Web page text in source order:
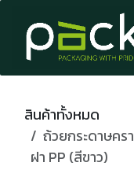
Skip to Content
สินค้าทั้งหมด
ถ้วยกระดาษค
ฝา PP (สีขาว)